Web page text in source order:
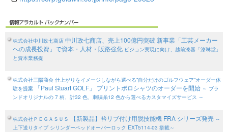
株式会社中川政七商店 中川政七商店、売上100億円突破 新事業「工芸メーカー
への成長投資」で資本・人材・販路強化 ビジョン実現に向け、越前漆器「漆琳堂」
と資本業務提
株式会社三陽商会 仕上がりをイメージしながら選べる”自分だけのゴルフウェア”オーダー体
験を提案 「Paul Stuart GOLF」 プリントポロシャツのオーダーを開始 ～ ブラ
ンドオリジナルの 7 柄、計32 色、刺繍糸12 色から選べるカスタマイズサービス ～
株式会社ＰＥＧＡＳＵＳ 【新製品】衿リブ付け用脱技能機 FRA シリーズ発売 ～
上下送りタイプ シリンダーベッドオーバーロック EXT5114-03 搭載～